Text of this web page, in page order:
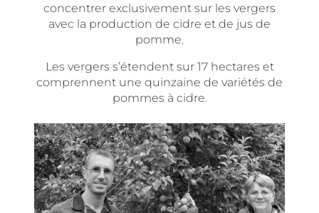
concentrer exclusivement sur les vergers
avec la production de cidre et de jus de
pomme.
Les vergers s’étendent sur 17 hectares et
comprennent une quinzaine de variétés de
pommes à cidre.